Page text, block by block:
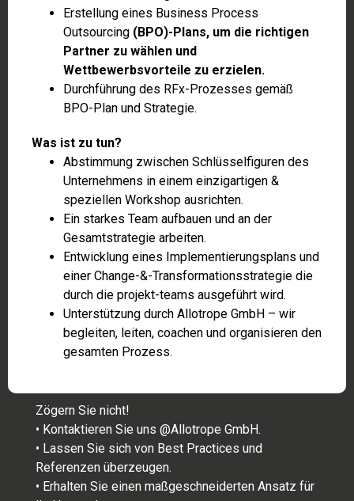
Erstellung eines Business Process
Outsourcing (BPO)-Plans, um die richtigen
Partner zu wählen und
Wettbewerbsvorteile zu erzielen.
Durchführung des RFx-Prozesses gemäß
BPO-Plan und Strategie.
Was ist zu tun?
Abstimmung zwischen Schlüsselfiguren des
Unternehmens in einem einzigartigen &
speziellen Workshop ausrichten.
Ein starkes Team aufbauen und an der
Gesamtstrategie arbeiten.
Entwicklung eines Implementierungsplans und
einer Change-&-Transformationsstrategie die
durch die projekt-teams ausgeführt wird.
Unterstützung durch Allotrope GmbH – wir
begleiten, leiten, coachen und organisieren den
gesamten Prozess.
Zögern Sie nicht!
• Kontaktieren Sie uns @Allotrope GmbH.
• Lassen Sie sich von Best Practices und
Referenzen überzeugen.
• Erhalten Sie einen maßgeschneiderten Ansatz für